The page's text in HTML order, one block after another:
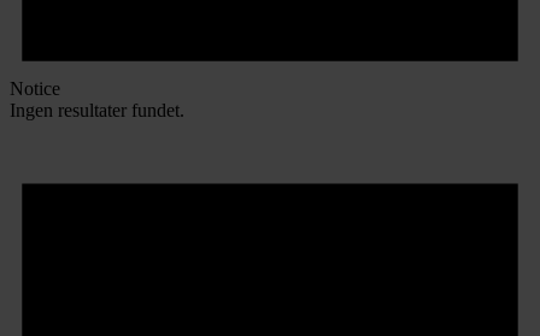
Notice
Ingen resultater fundet.